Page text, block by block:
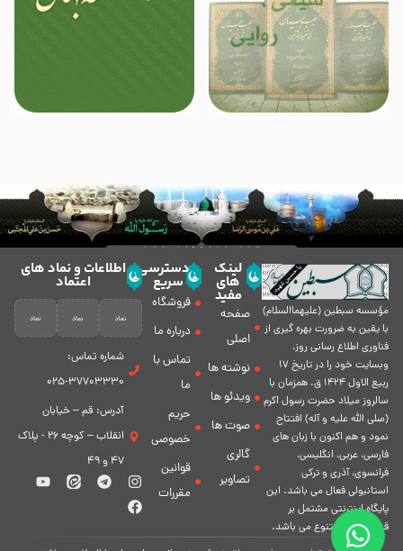
مؤسسه سبطين (عليهماالسلام)
با يقين به ضرورت بهره گیرى از
فناورى اطلاع رسانى روز،
وبسایت خود را در تاريخ 17
ربيع الاول 1424 ق. همزمان با
سالروز ميلاد حضرت رسول اكرم
(صلی الله علیه و آله) افتتاح
نمود و هم اكنون با زبان های
فارسی، عربى، انگلیسی،
فرانسوی، آذری و ترکی
استانبولی فعال مى باشد. اين
پايگاه اينترنتى مشتمل بر
قسمت هاى متنوع مى باشد.
لینک
های
مفید
صفحه
اصلی
نوشته ها
ویدئو ها
صوت ها
گالری
تصاویر
دسترسی
سریع
فروشگاه
درباره ما
تماس با
ما
حریم
خصوصی
قوانین
مقررات
اطلاعات و نماد های
اعتماد
شماره تماس:
37703330-025
آدرس: قم – خیابان
انقلاب – کوچه 26 - پلاک
47 و 49